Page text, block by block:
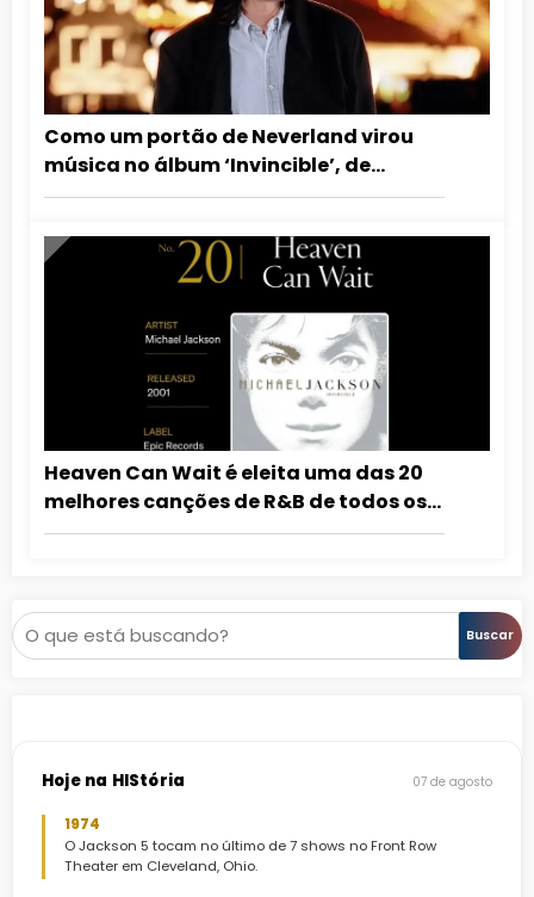
Como um portão de Neverland virou
música no álbum ‘Invincible’, de
Michael Jackson
Heaven Can Wait é eleita uma das 20
melhores canções de R&B de todos os
tempos pela revista ESSENCE
Pesquisar Buscar
Hoje na HIStória 07 de agosto
1974
O Jackson 5 tocam no último de 7 shows no Front Row
Theater em Cleveland, Ohio.